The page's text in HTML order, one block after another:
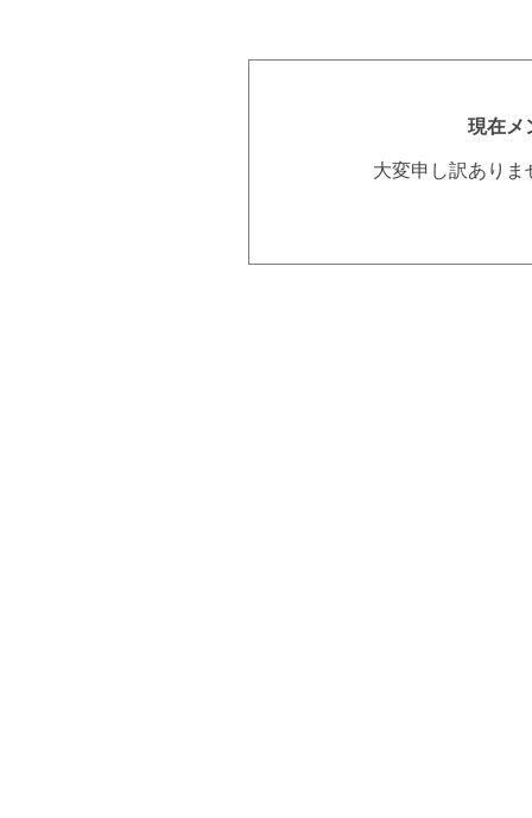
現在メ
大変申し訳あり